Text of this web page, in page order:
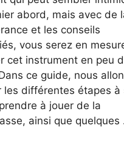
abord, mais avec de
et les conseils
vous serez en
cet instrument en peu
ce guide, nous
les différentes étapes à
à jouer de la
ainsi que quelques